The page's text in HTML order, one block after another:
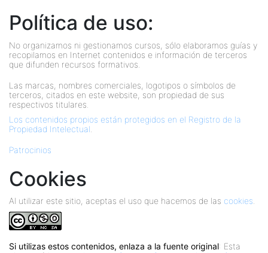
Política de uso:
No organizamos ni gestionamos cursos, sólo elaboramos guías y
recopilamos en Internet contenidos e información de terceros
que difunden recursos formativos.
Las marcas, nombres comerciales, logotipos o símbolos de
terceros, citados en este website, son propiedad de sus
respectivos titulares.
Los contenidos propios están protegidos en el Registro de la
Propiedad Intelectual
Patrocinios
Cookies
Al utilizar este sitio, aceptas el uso que hacemos de las cookies
Si utilizas estos contenidos, enlaza a la fuente original: Esta